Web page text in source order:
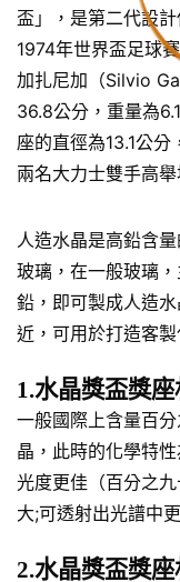
盃」，是第二代設
1974年世界盃足球
加扎尼加（Silvio
36.8公分，重量為
座的直徑為13.1公
兩名大力士雙手高舉
人造水晶是高鉛含
玻璃，在一般玻璃
鉛，即可製成人造
近，可用於打造客
1.水晶獎盃獎
一般國際上含量百
晶，此時的化學特
光度更佳（百分之
大;可透射出光譜中
2.水晶獎盃獎